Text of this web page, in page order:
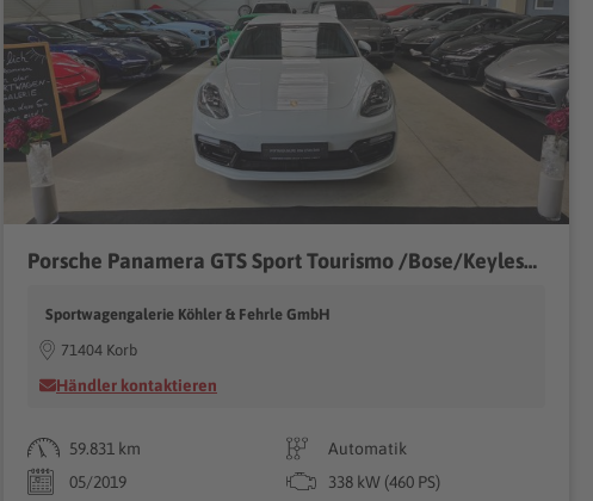
Porsche Panamera GTS Sport Tourismo /Bose/Keyless/*510€
Sportwagengalerie Köhler & Fehrle GmbH
71404 Korb
Händler kontaktieren
59.831 km
Automatik
05/2019
338 kW (460 PS)